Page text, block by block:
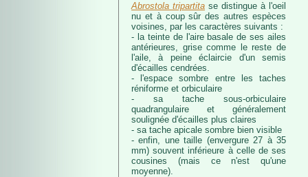
Abrostola tripartita se distingue à l'oeil
nu et à coup sûr des autres espèces
voisines, par les caractères suivants :
- la teinte de l'aire basale de ses ailes
antérieures, grise comme le reste de
l'aile, à peine éclaircie d'un semis
d'écailles cendrées.
- l'espace sombre entre les taches
réniforme et orbiculaire
- sa tache sous-orbiculaire
quadrangulaire et généralement
soulignée d'écailles plus claires
- sa tache apicale sombre bien visible
- enfin, une taille (envergure 27 à 35
mm) souvent inférieure à celle de ses
cousines (mais ce n'est qu'une
moyenne).